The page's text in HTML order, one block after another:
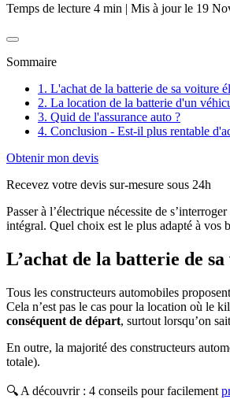
Temps de lecture 4 min | Mis à jour le 19
Sommaire
1. L'achat de la batterie de sa voiture
2. La location de la batterie d'un
3. Quid de l'assurance auto ?
4. Conclusion - Est-il plus rentable
Obtenir mon devis
Recevez votre devis sur-mesure sous 24h
Passer à l’électrique nécessite de
intégral. Quel choix est le plus adapté à vos
L’achat de la batterie de
Tous les constructeurs automobiles
Cela n’est pas le cas pour la location où le
conséquent de départ, surtout lorsqu’on
En outre, la majorité des constructeurs
totale).
🔍 A découvrir : 4 conseils pour facilement